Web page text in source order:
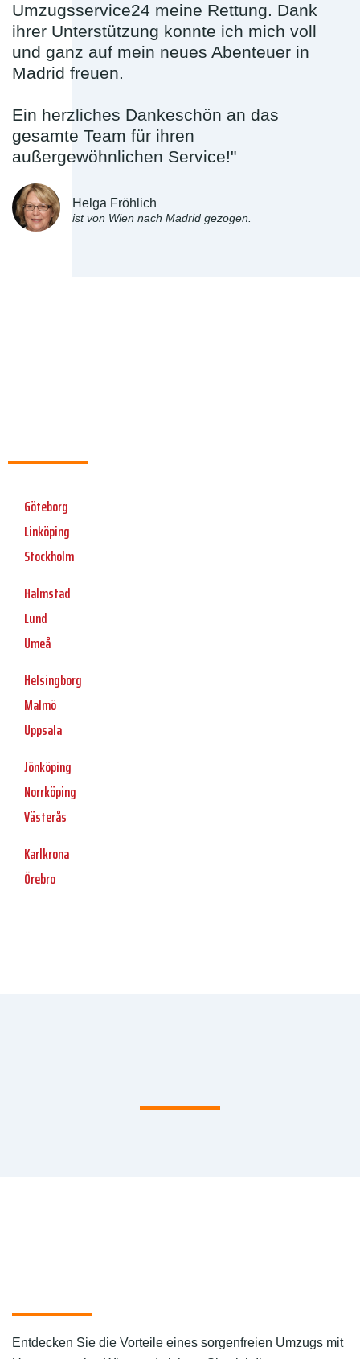
Umzugsservice24 meine Rettung. Dank
ihrer Unterstützung konnte ich mich voll
und ganz auf mein neues Abenteuer in
Madrid freuen.
Ein herzliches Dankeschön an das
gesamte Team für ihren
außergewöhnlichen Service!"
Helga Fröhlich
ist von Wien nach Madrid gezogen.
Göteborg
Linköping
Stockholm
Halmstad
Lund
Umeå
Helsingborg
Malmö
Uppsala
Jönköping
Norrköping
Västerås
Karlkrona
Örebro
Entdecken Sie die Vorteile eines sorgenfreien Umzugs mit